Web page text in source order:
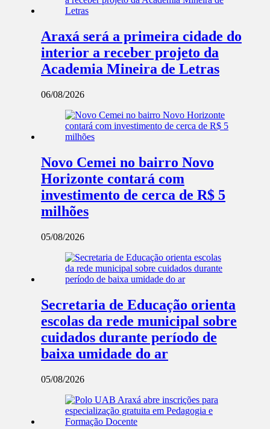
Araxá será a primeira cidade do
interior a receber projeto da
Academia Mineira de Letras
06/08/2026
Novo Cemei no bairro Novo
Horizonte contará com
investimento de cerca de R$ 5
milhões
05/08/2026
Secretaria de Educação orienta
escolas da rede municipal sobre
cuidados durante período de
baixa umidade do ar
05/08/2026